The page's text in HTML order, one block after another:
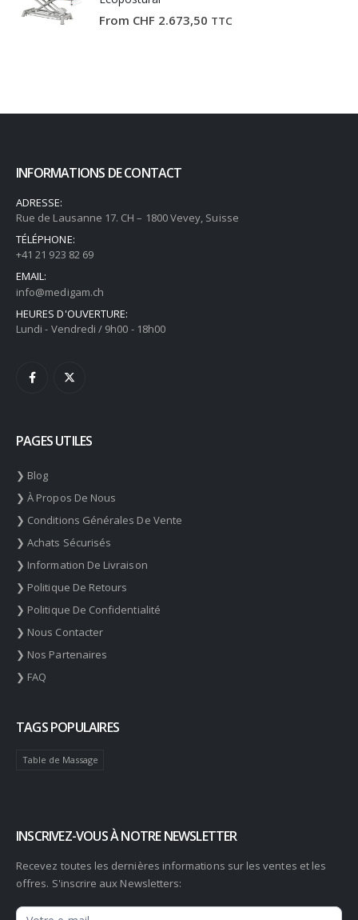
From CHF 2.673,50 TTC
INFORMATIONS DE CONTACT
ADRESSE:
Rue de Lausanne 17. CH – 1800 Vevey, Suisse
TÉLÉPHONE:
+41 21 923 82 69
EMAIL:
info@medigam.ch
HEURES D'OUVERTURE:
Lundi - Vendredi / 9h00 - 18h00
PAGES UTILES
❯ Blog
❯ À Propos De Nous
❯ Conditions Générales De Vente
❯ Achats Sécurisés
❯ Information De Livraison
❯ Politique De Retours
❯ Politique De Confidentialité
❯ Nous Contacter
❯ Nos Partenaires
❯ FAQ
TAGS POPULAIRES
Table de Massage
INSCRIVEZ-VOUS À NOTRE NEWSLETTER
Recevez toutes les dernières informations sur les ventes et les
offres. S'inscrire aux Newsletters:
Newsletter